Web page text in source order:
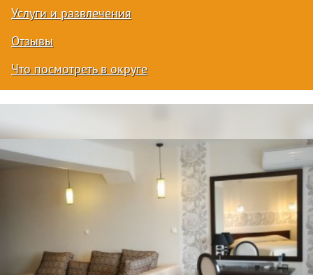
Услуги и развлечения
Отзывы
Что посмотреть в округе